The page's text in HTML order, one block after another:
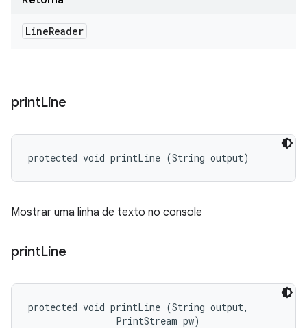
LineReader
printLine
protected void printLine (String output)
Mostrar uma linha de texto no console
printLine
protected void printLine (String output,
                PrintStream pw)